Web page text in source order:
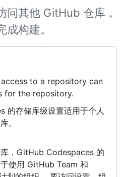
问其他 GitHub 仓库，
构建。
to a repository can
for the repository.
的存储库级设置适用于个人
。
，GitHub Codespaces 的
使用 GitHub Team 和